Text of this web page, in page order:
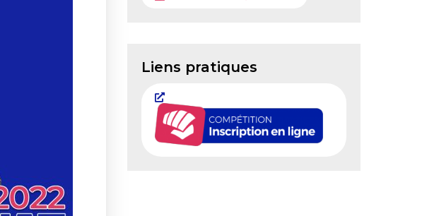
Liens pratiques